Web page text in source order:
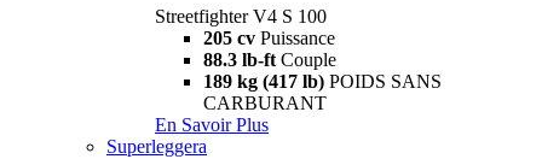
Streetfighter V4 S 100
205 cv Puissance
88.3 lb-ft Couple
189 kg (417 lb) POIDS SANS
CARBURANT
En Savoir Plus
Superleggera